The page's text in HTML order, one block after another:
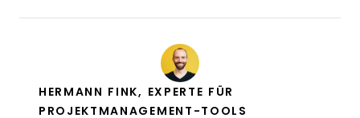
HERMANN FINK, EXPERTE FÜR
PROJEKTMANAGEMENT-TOOLS